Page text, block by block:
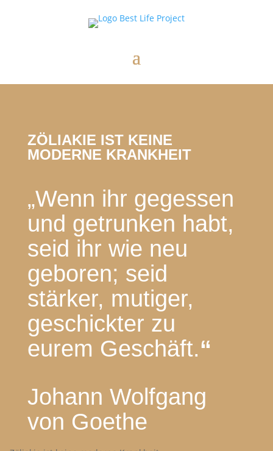
ZÖLIAKIE IST KEINE
MODERNE KRANKHEIT
„Wenn ihr gegessen
und getrunken habt,
seid ihr wie neu
geboren; seid
stärker, mutiger,
geschickter zu
eurem Geschäft.“
Johann Wolfgang
von Goethe